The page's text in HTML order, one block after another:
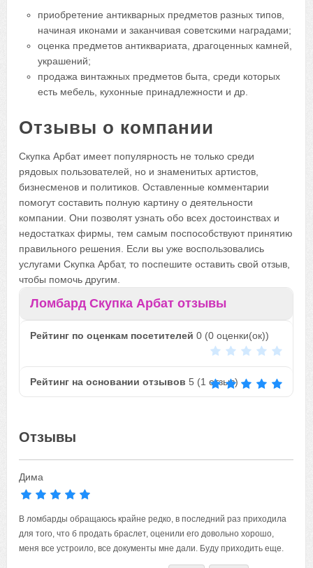
приобретение антикварных предметов разных типов,
начиная иконами и заканчивая советскими наградами;
оценка предметов антиквариата, драгоценных камней,
украшений;
продажа винтажных предметов быта, среди которых
есть мебель, кухонные принадлежности и др.
Отзывы о компании
Скупка Арбат имеет популярность не только среди
рядовых пользователей, но и знаменитых артистов,
бизнесменов и политиков. Оставленные комментарии
помогут составить полную картину о деятельности
компании. Они позволят узнать обо всех достоинствах и
недостатках фирмы, тем самым поспособствуют принятию
правильного решения. Если вы уже воспользовались
услугами Скупка Арбат, то поспешите оставить свой отзыв,
чтобы помочь другим.
Ломбард Скупка Арбат отзывы
Рейтинг по оценкам посетителей 0 (0 оценки(ок))
Рейтинг на основании отзывов 5 (1 отзыв)
Отзывы
Дима
В ломбарды обращаюсь крайне редко, в последний раз приходила
для того, что б продать браслет, оценили его довольно хорошо,
меня все устроило, все документы мне дали. Буду приходить еще.